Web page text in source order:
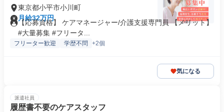
東京都小平市小川町
月給32万円
【応募資格】 ケアマネージャー/介護支援専門員 【メリット】
#大量募集 #フリータ...
フリーター歓迎 学歴不問 +2個
気になる
派遣社員
履歴書不要のケアスタッフ